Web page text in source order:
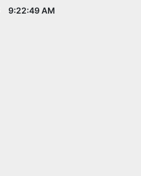
9:22:50 AM